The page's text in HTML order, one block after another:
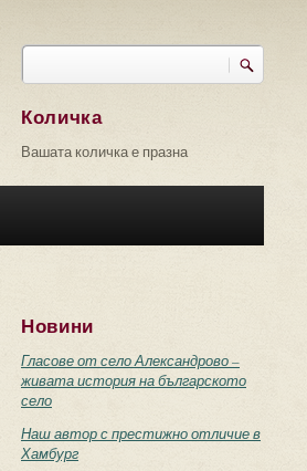
Търси
Количка
Вашата количка е празна
Новини
Гласове от село Александрово –
живата история на българското
село
Наш автор с престижно отличие в
Хамбург